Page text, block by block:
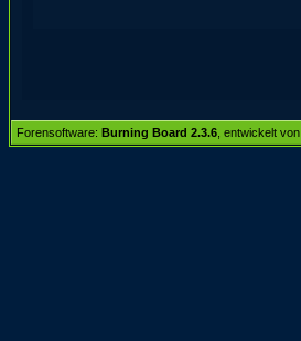
Forensoftware: Burning Board 2.3.6 , entwickelt von